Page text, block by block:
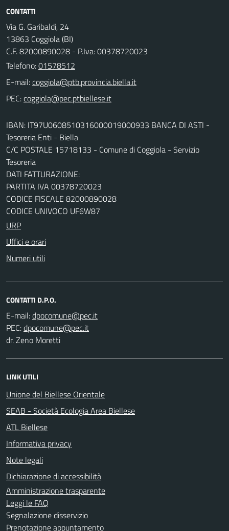
CONTATTI
Via G. Garibaldi, 24
13863 Coggiola (BI)
C.F. 82000890028 - P.Iva: 00378720023
Telefono:01578512
E-mail:
PEC:
IBAN: IT97U0608510316000019000933 BANCA DI ASTI -
Tesoreria Enti - Biella
C/C POSTALE 15718133 - Comune di Coggiola - Servizio
Tesoreria
DATI FATTURAZIONE:
PARTITA IVA 00378720023
CODICE FISCALE 82000890028
CODICE UNIVOCO UF6W87
URP
Uffici e orari
Numeri utili
CONTATTI D.P.O.
E-mail:
PEC:
dr. Zeno Moretti
LINK UTILI
Unione del Biellese Orientale
SEAB - Società Ecologia Area Biellese
ATL Biellese
Informativa privacy
Note legali
Dichiarazione di accessibilità
Amministrazione trasparente
Leggi le FAQ
Segnalazione disservizio
Prenotazione appuntamento